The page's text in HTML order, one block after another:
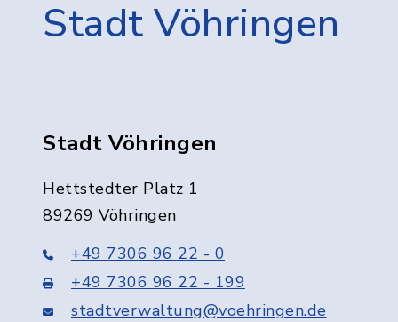
Stadt Vöhringen
Stadt Vöhringen
Hettstedter Platz 1
89269 Vöhringen
+49 7306 96 22 - 0
+49 7306 96 22 - 199
stadtverwaltung@voehringen.de